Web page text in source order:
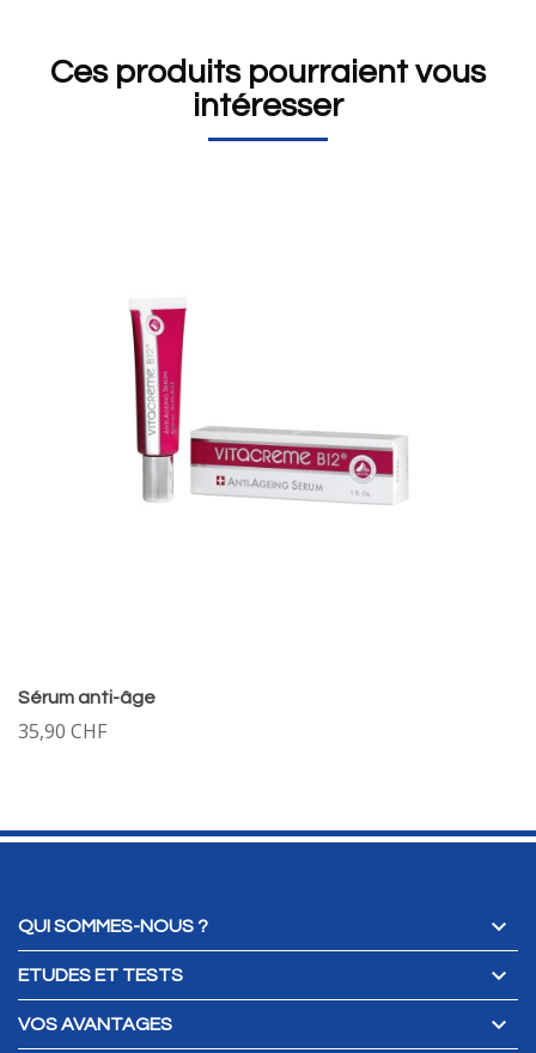
Ces produits pourraient vous
intéresser
Sérum anti-âge
35,90 CHF
QUI SOMMES-NOUS ? 
ETUDES ET TESTS 
VOS AVANTAGES 